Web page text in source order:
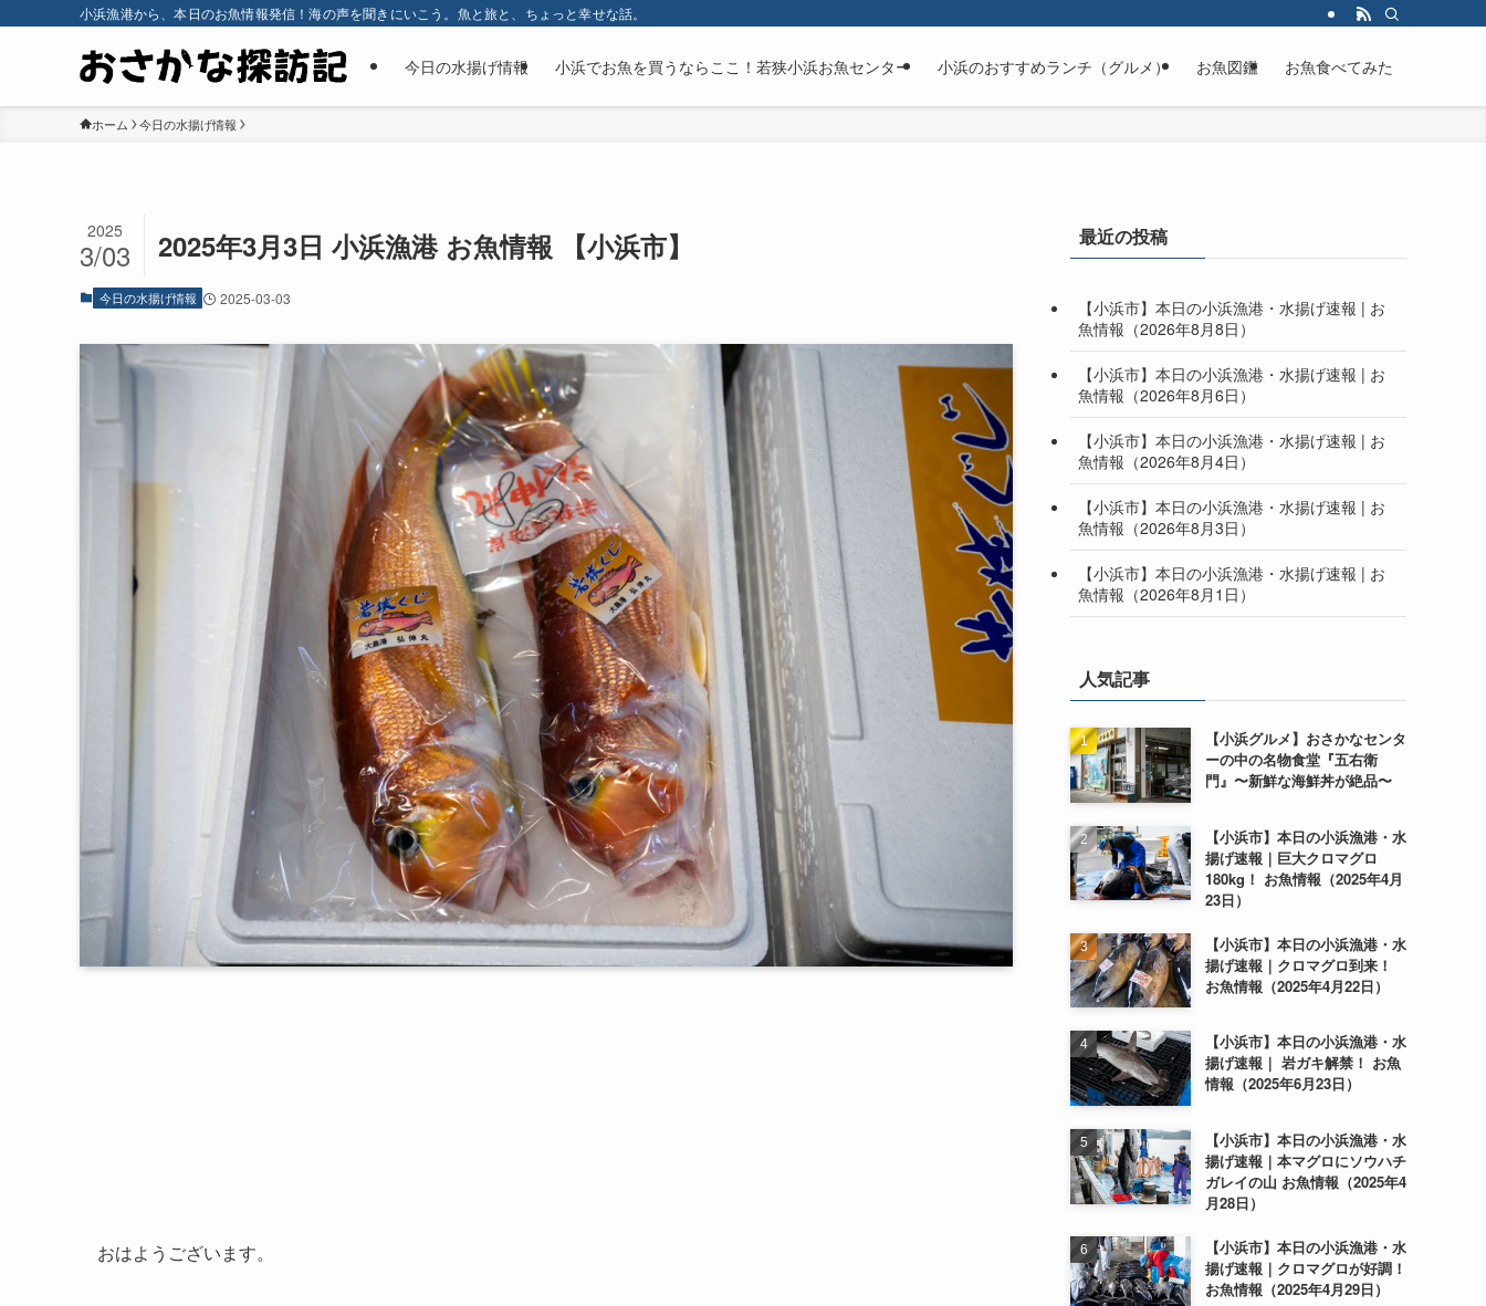
小浜漁港から、本日のお魚情報発信！海の声を聞きにいこう。魚と旅と、ちょっと幸せな話。
今日の水揚げ情報 小浜でお魚を買うならここ！若狭小浜お魚センター 小浜のおすすめランチ（グルメ） お魚図鑑 お魚食べてみた
ホーム 今日の水揚げ情報
2025年3月3日 小浜漁港 お魚情報 【小浜市】
2025
3/03
今日の水揚げ情報 2025-03-03
おはようございます。
最近の投稿
【小浜市】本日の小浜漁港・水揚げ速報 | お
魚情報（2026年8月8日）
【小浜市】本日の小浜漁港・水揚げ速報 | お
魚情報（2026年8月6日）
【小浜市】本日の小浜漁港・水揚げ速報 | お
魚情報（2026年8月4日）
【小浜市】本日の小浜漁港・水揚げ速報 | お
魚情報（2026年8月3日）
【小浜市】本日の小浜漁港・水揚げ速報 | お
魚情報（2026年8月1日）
人気記事
【小浜グルメ】おさかなセンタ
ーの中の名物食堂『五右衛
門』〜新鮮な海鮮丼が絶品〜
【小浜市】本日の小浜漁港・水
揚げ速報｜巨大クロマグロ
180kg！ お魚情報（2025年4月
23日）
【小浜市】本日の小浜漁港・水
揚げ速報｜クロマグロ到来！
お魚情報（2025年4月22日）
【小浜市】本日の小浜漁港・水
揚げ速報｜ 岩ガキ解禁！ お魚
情報（2025年6月23日）
【小浜市】本日の小浜漁港・水
揚げ速報｜本マグロにソウハチ
ガレイの山 お魚情報（2025年4
月28日）
【小浜市】本日の小浜漁港・水
揚げ速報｜クロマグロが好調！
お魚情報（2025年4月29日）